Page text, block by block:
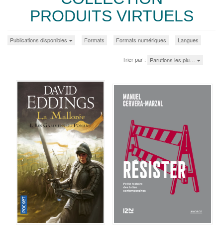
PRODUITS VIRTUELS
Publications disponibles Formats Formats numériques Langues
Trier par : Parutions les plu…